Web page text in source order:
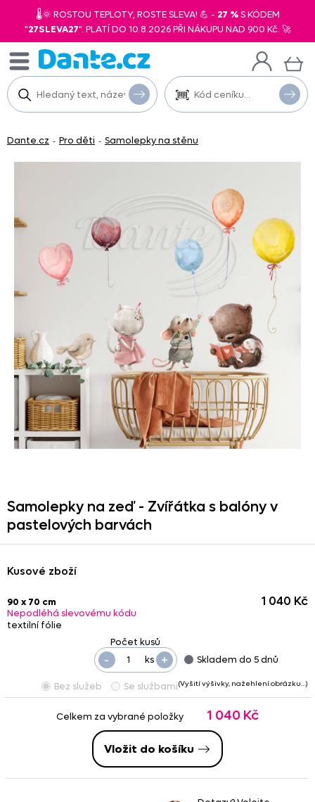
🌡️🌞 ROSTOU TEPLOTY, ROSTE SLEVA! 💪 - 27 %S KÓDEM
"27SLEVA27". PLATÍ DO 10.8.2026 PŘI NÁKUPU NAD 900 Kč. 🚀
Dante.cz - Pro děti - Samolepky na stěnu
Samolepky na zeď - Zvířátka s balóny v
pastelových barvách
Kusové zboží
90 x 70 cm
Nepodléhá slevovému kódu
textilní fólie
ks +
-
1 040 Kč
Skladem do 5 dnů
Bez služeb Se službami(Vyšití výšivky, nažehlení obrázku…)
Celkem za vybrané položky 1 040 Kč
Vložit do košíku